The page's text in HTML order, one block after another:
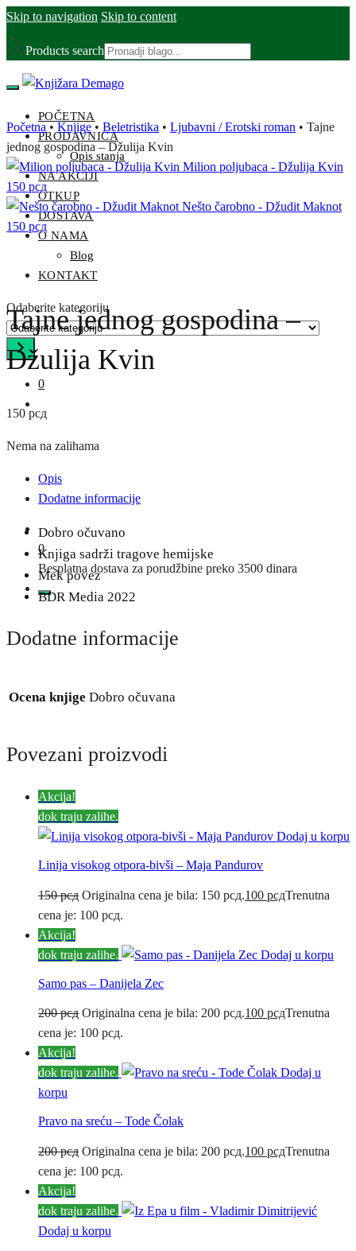
Skip to navigation Skip to content
Products search
POČETNA
PRODAVNICA
Opis stanja
NA AKCIJI
OTKUP
DOSTAVA
O NAMA
Blog
KONTAKT
Odaberite kategoriju
0
0
Besplatna dostava za porudžbine preko 3500 dinara
Početna • Knjige • Beletristika • Ljubavni / Erotski roman • Tajne
jednog gospodina – Džulija Kvin
Milion poljubaca - Džulija Kvin
150 рсд
Nešto čarobno - Džudit Maknot
150 рсд
Tajne jednog gospodina –
Džulija Kvin
150 рсд
Nema na zalihama
Opis
Dodatne informacije
Dobro očuvano
Knjiga sadrži tragove hemijske
Mek povez
BDR Media 2022
Dodatne informacije
Ocena knjige Dobro očuvana
Povezani proizvodi
Akcija!
dok traju zalihe.
Dodaj u korpu
Linija visokog otpora-bivši – Maja Pandurov
150рсд Originalna cena je bila: 150 рсд.100 рсдTrenutna
cena je: 100 рсд.
Akcija!
dok traju zalihe.
Dodaj u korpu
Samo pas – Danijela Zec
200рсд Originalna cena je bila: 200 рсд.100 рсдTrenutna
cena je: 100 рсд.
Akcija!
dok traju zalihe.
Dodaj u
korpu
Pravo na sreću – Tode Čolak
200рсд Originalna cena je bila: 200 рсд.100 рсдTrenutna
cena je: 100 рсд.
Akcija!
dok traju zalihe.
Dodaj u korpu